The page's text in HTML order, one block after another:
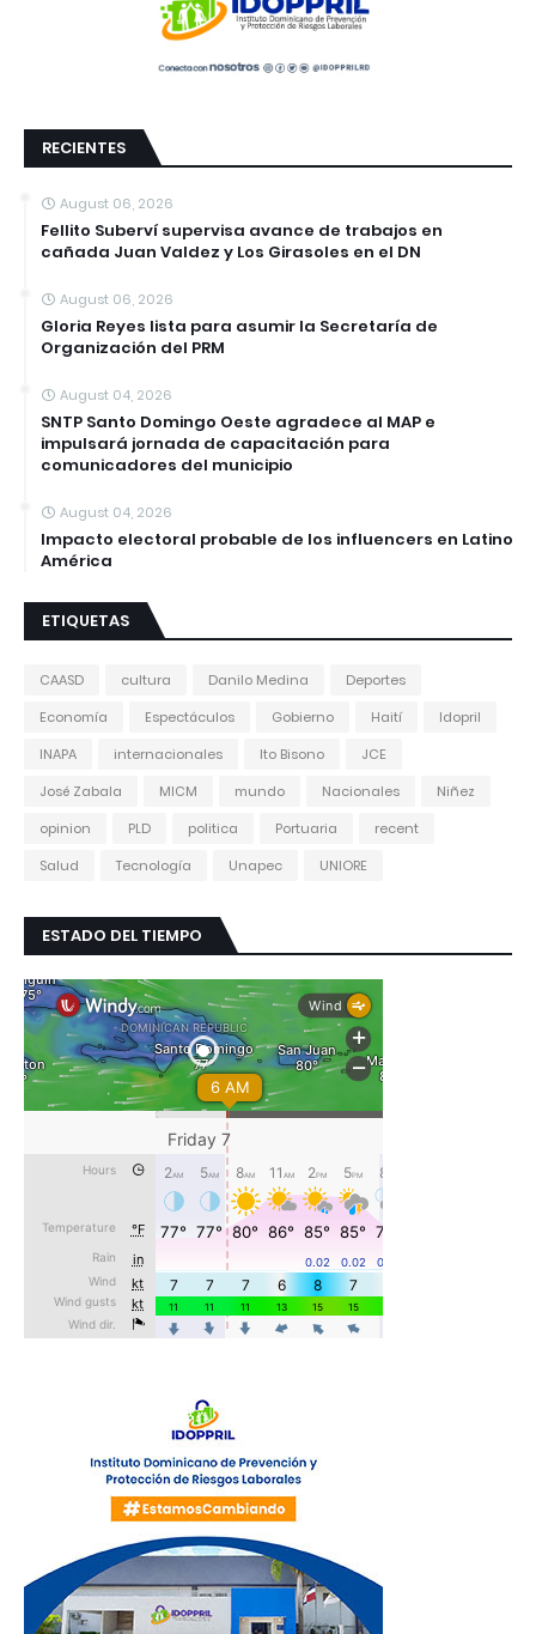
RECIENTES
August 06, 2026
Fellito Suberví supervisa avance de trabajos en
cañada Juan Valdez y Los Girasoles en el DN
August 06, 2026
Gloria Reyes lista para asumir la Secretaría de
Organización del PRM
August 04, 2026
SNTP Santo Domingo Oeste agradece al MAP e
impulsará jornada de capacitación para
comunicadores del municipio
August 04, 2026
Impacto electoral probable de los influencers en Latino
América
ETIQUETAS
CAASD cultura Danilo Medina
Deportes
Economía
Espectáculos Gobierno Haití
Idopril
INAPA
internacionales Ito Bisono
JCE
José Zabala
MICM mundo Nacionales
Niñez
opinion
PLD politica Portuaria
recent
Salud
Tecnología Unapec UNIORE
ESTADO DEL TIEMPO